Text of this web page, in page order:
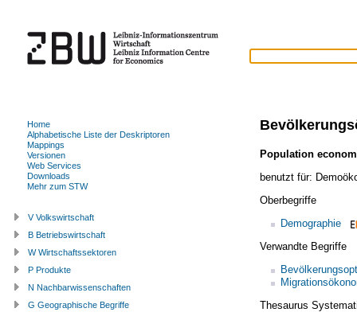
Population
benutzt für:
Oberbegriffe
Demographie
Verwandte Begriffe
Thesaurus
Home
Alphabetische Liste der Deskriptoren
Mappings
Versionen
Web Services
Downloads
Mehr zum STW
V Volkswirtschaft
B Betriebswirtschaft
W Wirtschaftssektoren
P Produkte
N Nachbarwissenschaften
G Geographische Begriffe